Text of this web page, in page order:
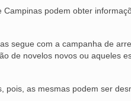
podem obter
segue com a campanha de
de novelos novos ou aqueles
pois, as mesmas podem ser